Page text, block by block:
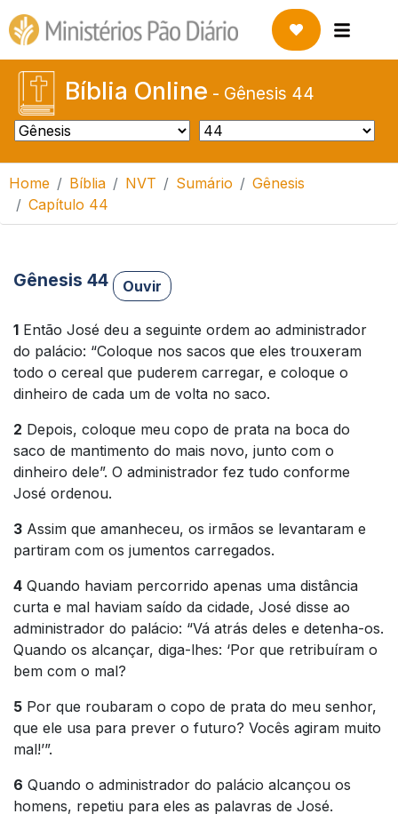
Bíblia Online - Gênesis 44
Home Bíblia NVT Sumário
Gênesis
Capítulo 44
Gênesis 44 Ouvir
1 Então José deu a seguinte ordem ao administrador
do palácio: “Coloque nos sacos que eles trouxeram
todo o cereal que puderem carregar, e coloque o
dinheiro de cada um de volta no saco.
2 Depois, coloque meu copo de prata na boca do
saco de mantimento do mais novo, junto com o
dinheiro dele”. O administrador fez tudo conforme
José ordenou.
3 Assim que amanheceu, os irmãos se levantaram e
partiram com os jumentos carregados.
4 Quando haviam percorrido apenas uma distância
curta e mal haviam saído da cidade, José disse ao
administrador do palácio: “Vá atrás deles e detenha-os.
Quando os alcançar, diga-lhes: ‘Por que retribuíram o
bem com o mal?
5 Por que roubaram o copo de prata do meu senhor,
que ele usa para prever o futuro? Vocês agiram muito
mal!’”.
6 Quando o administrador do palácio alcançou os
homens, repetiu para eles as palavras de José.